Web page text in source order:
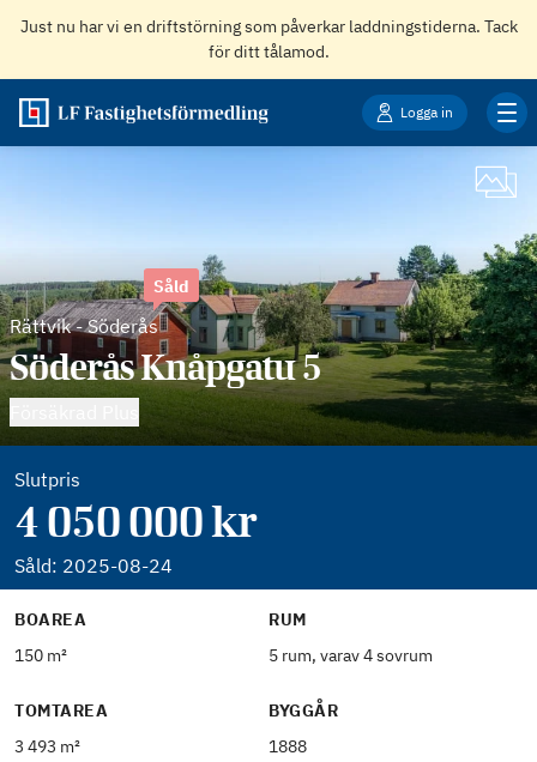
Just nu har vi en driftstörning som påverkar laddningstiderna. Tack
för ditt tålamod.
Logga in
Rättvik-Söderås
Såld
Söderås Knåpgatu 5
Slutpris
4 050 000 kr
Såld: 2025-08-24
BOAREA
150 m²
RUM
5 rum, varav 4 sovrum
TOMTAREA
3 493 m²
BYGGÅR
1888